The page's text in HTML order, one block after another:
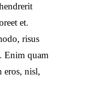
et.
risus
Enim quam
eros, nisl,